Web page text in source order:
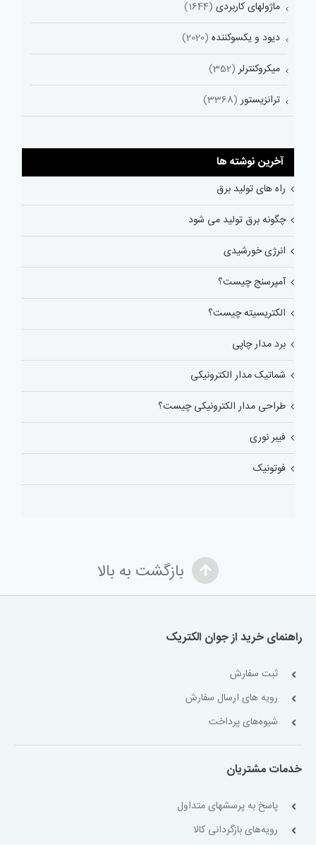
ماژولهای کاربردی (1644)
دیود و یکسوکننده (2020)
میکروکنترلر (352)
ترانزیستور (3368)
آخرین نوشته ها
راه های تولید برق
چگونه برق تولید می شود
انرژی خورشیدی
آمپرسنج چیست؟
الکتریسیته چیست؟
برد مدار چاپی
شماتیک مدار الکترونیکی
طراحی مدار الکترونیکی چیست؟
فیبر نوری
فوتونیک
بازگشت به بالا
راهنمای خرید از جوان الکتریک
ثبت سفارش
رویه های ارسال سفارش
شیوه‌های پرداخت
خدمات مشتریان
پاسخ به پرسشهای متداول
رویه‌های بازگردانی کالا